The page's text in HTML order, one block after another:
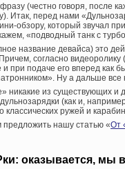
(честно говоря, после
Итак, перед нами
обзору, который звучал
«подводный танк с
название девайса) это
согласно
и при подаче его вперед
Ну а дальше все
никакие из существующих и
(как и,
классических ружей и
нашу статью «От
оказывается, мы